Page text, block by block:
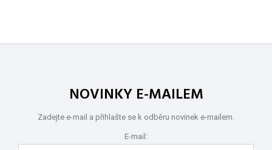
NOVINKY E-MAILEM
Zadejte e-mail a přihlašte se k odběru novinek e-mailem.
E-mail: